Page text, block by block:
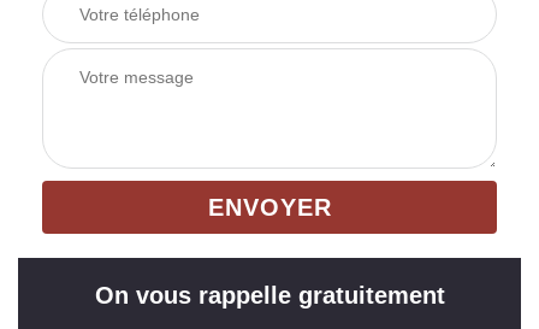
On vous rappelle gratuitement